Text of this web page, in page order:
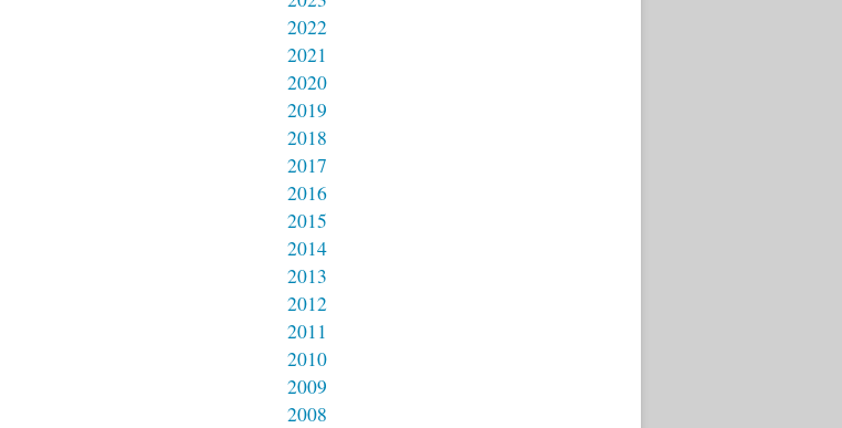
2022
2021
2020
2019
2018
2017
2016
2015
2014
2013
2012
2011
2010
2009
2008